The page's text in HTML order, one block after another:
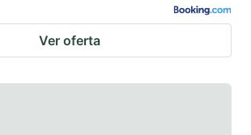
Ver oferta